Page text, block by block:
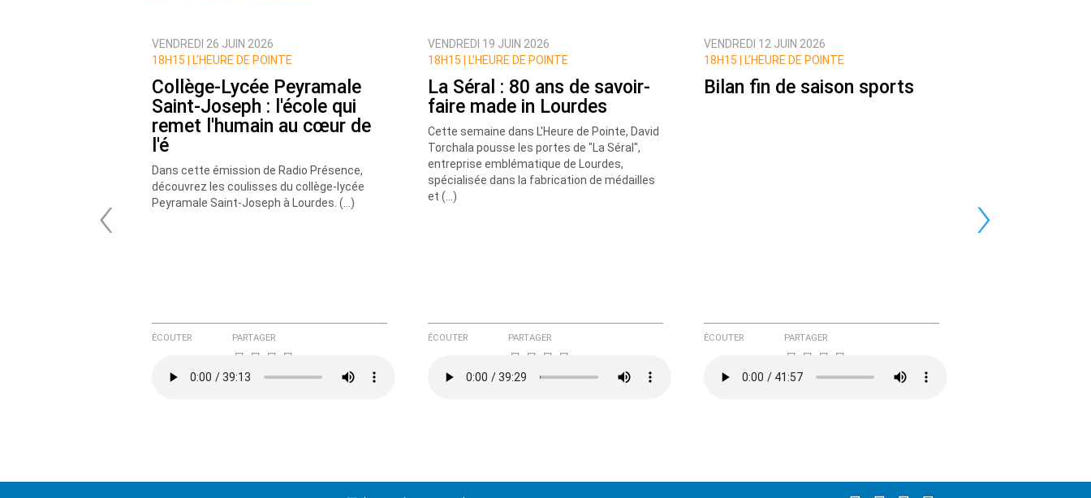
‹ ›
VENDREDI 26 JUIN 2026
18H15 |
L’HEURE DE POINTE
Collège-Lycée Peyramale
Saint-Joseph : l'école qui
remet l'humain au cœur de
l'é
Dans cette émission de Radio Présence,
découvrez les coulisses du collège-lycée
Peyramale Saint-Joseph à Lourdes. (…)
ÉCOUTER PARTAGER
VENDREDI 19 JUIN 2026
18H15 |
L’HEURE DE POINTE
La Séral : 80 ans de savoir-
faire made in Lourdes
Cette semaine dans L'Heure de Pointe, David
Torchala pousse les portes de "La Séral",
entreprise emblématique de Lourdes,
spécialisée dans la fabrication de médailles
et (…)
ÉCOUTER PARTAGER
VENDREDI 12 JUIN 2026
18H15 |
L’HEURE DE POINTE
Bilan fin de saison sports
ÉCOUTER PARTAGER